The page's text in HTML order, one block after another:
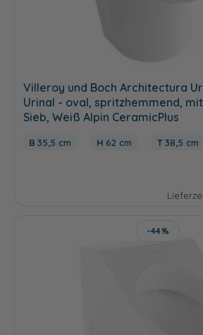
Villeroy und Boch Architectura
Urinal - oval, spritzhemmend,
Sieb, Weiß Alpin CeramicPlus
35,5 cm 62 cm 38,5 cm
-44%